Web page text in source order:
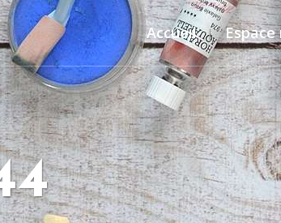
Accueil